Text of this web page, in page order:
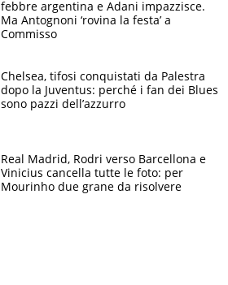
febbre argentina e Adani impazzisce.
Ma Antognoni ‘rovina la festa’ a
Commisso
Chelsea, tifosi conquistati da Palestra
dopo la Juventus: perché i fan dei Blues
sono pazzi dell’azzurro
Real Madrid, Rodri verso Barcellona e
Vinicius cancella tutte le foto: per
Mourinho due grane da risolvere